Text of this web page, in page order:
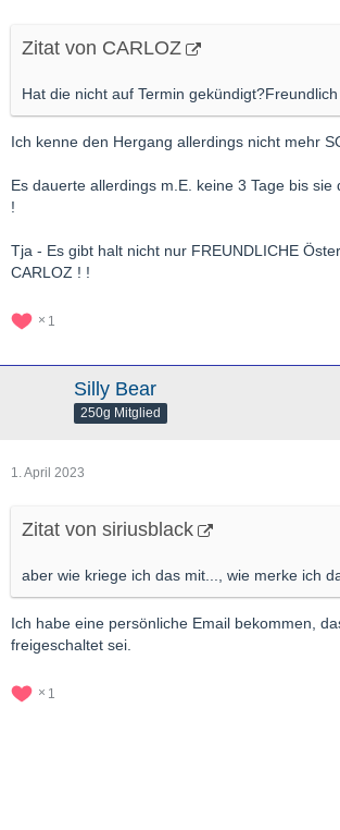
Zitat von CARLOZ
Hat die nicht auf Termin
Ich kenne den Hergang allerdings nicht mehr
Es dauerte allerdings m.E. keine 3 Tage bis sie
!
Tja - Es gibt halt nicht nur FREUNDLICHE
CARLOZ ! !
1
Silly Bear
250g Mitglied
1. April 2023
Zitat von siriusblack
aber wie kriege ich das mit..., wie merke ich
Ich habe eine persönliche Email bekommen,
freigeschaltet sei.
1